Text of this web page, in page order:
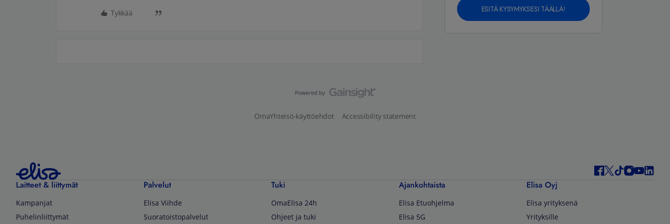
Tykkää
ESITÄ KYSYMYKSESI TÄÄLLÄ!
OmaYhteisö-käyttöehdot Accessibility statement
Laitteet & liittymät
Kampanjat
Puhelinliittymät
Palvelut
Elisa Viihde
Suoratoistopalvelut
Tuki
OmaElisa 24h
Ohjeet ja tuki
Ajankohtaista
Elisa Etuohjelma
Elisa 5G
Elisa Oyj
Elisa yrityksenä
Yrityksille